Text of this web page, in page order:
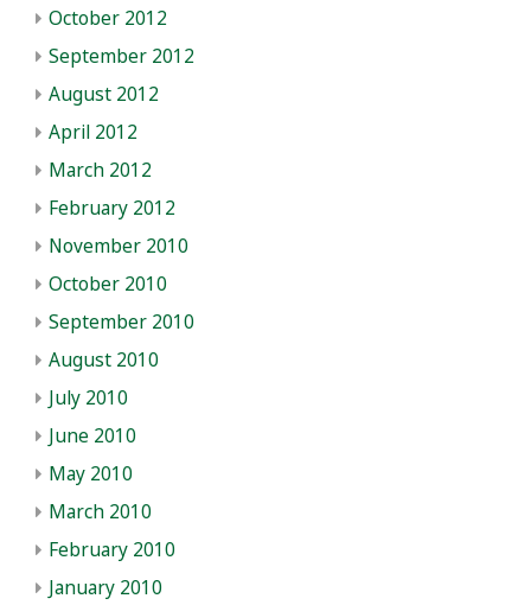
October 2012
September 2012
August 2012
April 2012
March 2012
February 2012
November 2010
October 2010
September 2010
August 2010
July 2010
June 2010
May 2010
March 2010
February 2010
January 2010